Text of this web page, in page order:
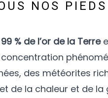
NOS PIEDS
99 % de l’or de la Terre
des météorites
de la chaleur et de